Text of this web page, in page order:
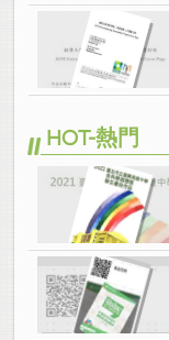
HOT-熱門